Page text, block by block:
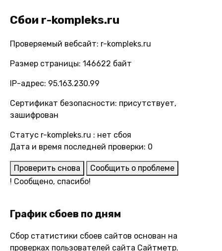
Сбои r-kompleks.ru
Проверяемый вебсайт: r-kompleks.ru
Размер страницы: 146622 байт
IP-адрес: 95.163.230.99
Сертификат безопасности: присутствует,
зашифрован
Статус r-kompleks.ru : нет сбоя
Дата и время последней проверки: 0
Проверить снова
Сообщить о проблеме
! Сообщено, спасибо!
График сбоев по дням
Сбор статистики сбоев сайтов основан на
проверках пользователей сайта Сайтметр.